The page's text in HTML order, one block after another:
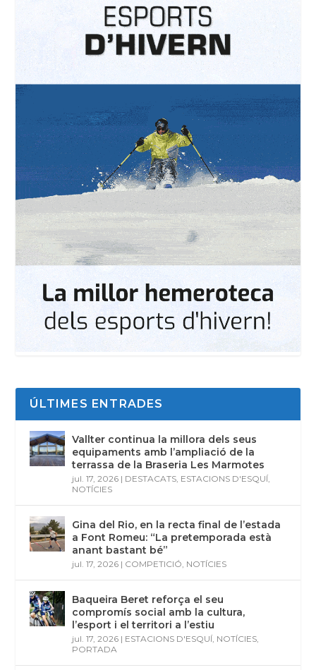
ÚLTIMES ENTRADES
Vallter continua la millora dels seus
equipaments amb l’ampliació de la
terrassa de la Braseria Les Marmotes
jul. 17, 2026 | DESTACATS, ESTACIONS D'ESQUÍ,
NOTÍCIES
Gina del Rio, en la recta final de l’estada
a Font Romeu: “La pretemporada està
anant bastant bé”
jul. 17, 2026 | COMPETICIÓ, NOTÍCIES
Baqueira Beret reforça el seu
compromís social amb la cultura,
l’esport i el territori a l’estiu
jul. 17, 2026 | ESTACIONS D'ESQUÍ, NOTÍCIES,
PORTADA